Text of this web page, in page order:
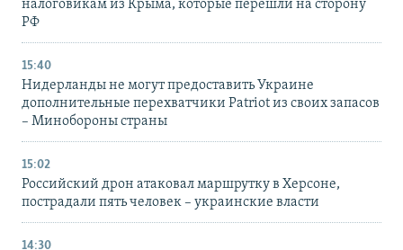
налоговикам из Крыма, которые перешли на сторону
РФ
15:40
Нидерланды не могут предоставить Украине
дополнительные перехватчики Patriot из своих запасов
– Минобороны страны
15:02
Российский дрон атаковал маршрутку в Херсоне,
пострадали пять человек – украинские власти
14:30